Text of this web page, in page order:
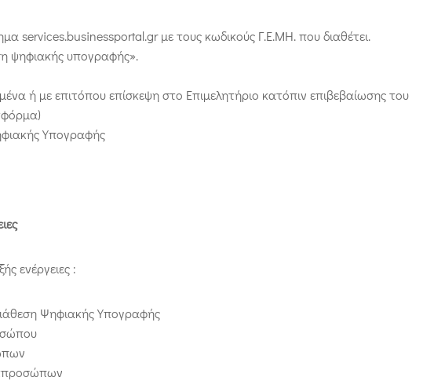
services.businessportal.gr με τους κωδικούς Γ.Ε.ΜΗ. που διαθέτει.
ψηφιακής υπογραφής».
ή με επιτόπου επίσκεψη στο Επιμελητήριο κατόπιν επιβεβαίωσης του
Υπογραφής
ενέργειες :
Ψηφιακής Υπογραφής